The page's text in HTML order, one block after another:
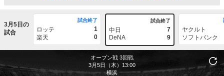
3月5日の
試合
試合終了
ロッテ
1
楽天
0
試合終了
中日
7
DeNA
9
ヤクルト
ソフトバンク
オープン戦 3回戦
3月5日（木）13:00
横浜